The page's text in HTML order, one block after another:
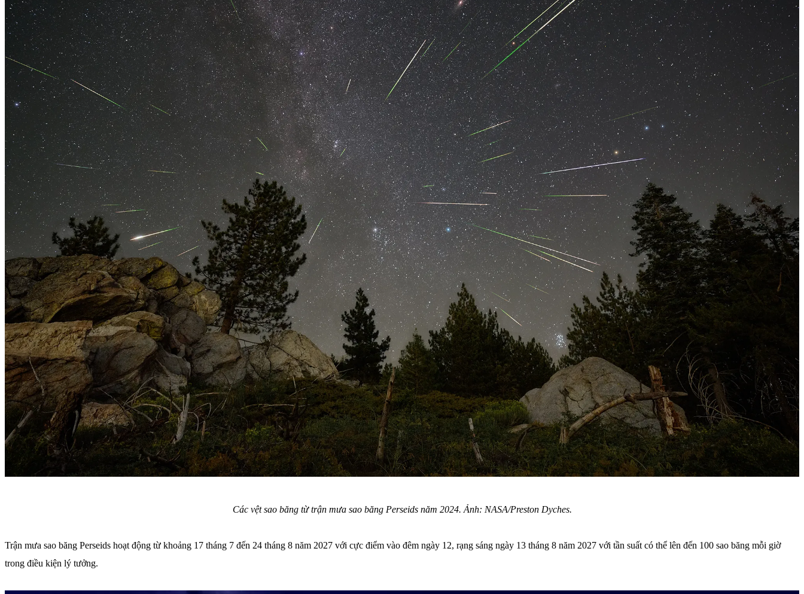
Các vệt sao băng từ trận mưa sao băng Perseids năm 2024. Ảnh: NASA/Preston Dyches.
Trận mưa sao băng Perseids hoạt động từ khoảng 17 tháng 7 đến 24 tháng 8 năm 2027 với cực điểm vào đêm ngày 12, rạng sáng ngày 13 tháng 8 năm 2027 với tần suất có thể lên đến 100 sao băng mỗi giờ
trong điều kiện lý tưởng.